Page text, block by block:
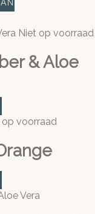
Niet op voorraad
& Aloe
op voorraad